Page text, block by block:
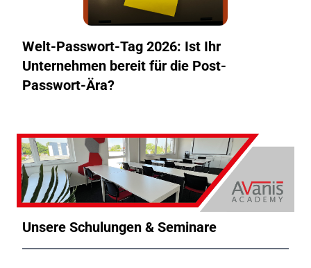
Welt-Passwort-Tag 2026: Ist Ihr
Unternehmen bereit für die Post-
Passwort-Ära?
Unsere Schulungen & Seminare